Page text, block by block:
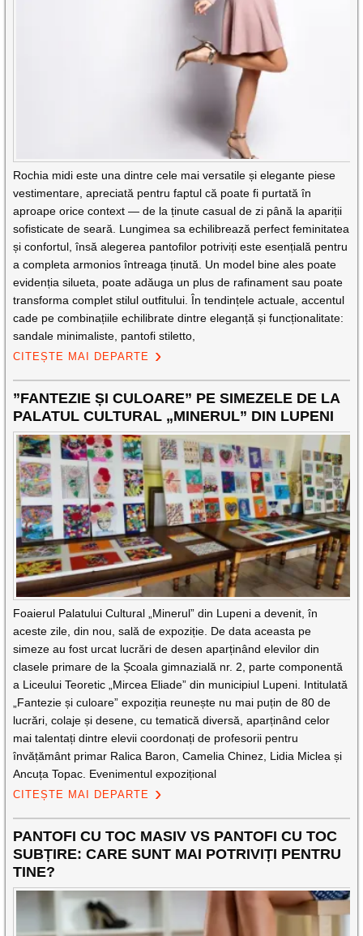
Rochia midi este una dintre cele mai versatile și elegante piese
vestimentare, apreciată pentru faptul că poate fi purtată în
aproape orice context — de la ținute casual de zi până la apariții
sofisticate de seară. Lungimea sa echilibrează perfect feminitatea
și confortul, însă alegerea pantofilor potriviți este esențială pentru
a completa armonios întreaga ținută. Un model bine ales poate
evidenția silueta, poate adăuga un plus de rafinament sau poate
transforma complet stilul outfitului. În tendințele actuale, accentul
cade pe combinațiile echilibrate dintre eleganță și funcționalitate:
sandale minimaliste, pantofi stiletto,
CITEȘTE MAI DEPARTE
”FANTEZIE ȘI CULOARE” PE SIMEZELE DE LA
PALATUL CULTURAL „MINERUL” DIN LUPENI
Foaierul Palatului Cultural „Minerul” din Lupeni a devenit, în
aceste zile, din nou, sală de expoziție. De data aceasta pe
simeze au fost urcat lucrări de desen aparținând elevilor din
clasele primare de la Școala gimnazială nr. 2, parte componentă
a Liceului Teoretic „Mircea Eliade” din municipiul Lupeni. Intitulată
„Fantezie și culoare” expoziția reunește nu mai puțin de 80 de
lucrări, colaje și desene, cu tematică diversă, aparținând celor
mai talentați dintre elevii coordonați de profesorii pentru
învățământ primar Ralica Baron, Camelia Chinez, Lidia Miclea și
Ancuța Topac. Evenimentul expozițional
CITEȘTE MAI DEPARTE
PANTOFI CU TOC MASIV VS PANTOFI CU TOC
SUBȚIRE: CARE SUNT MAI POTRIVIȚI PENTRU
TINE?